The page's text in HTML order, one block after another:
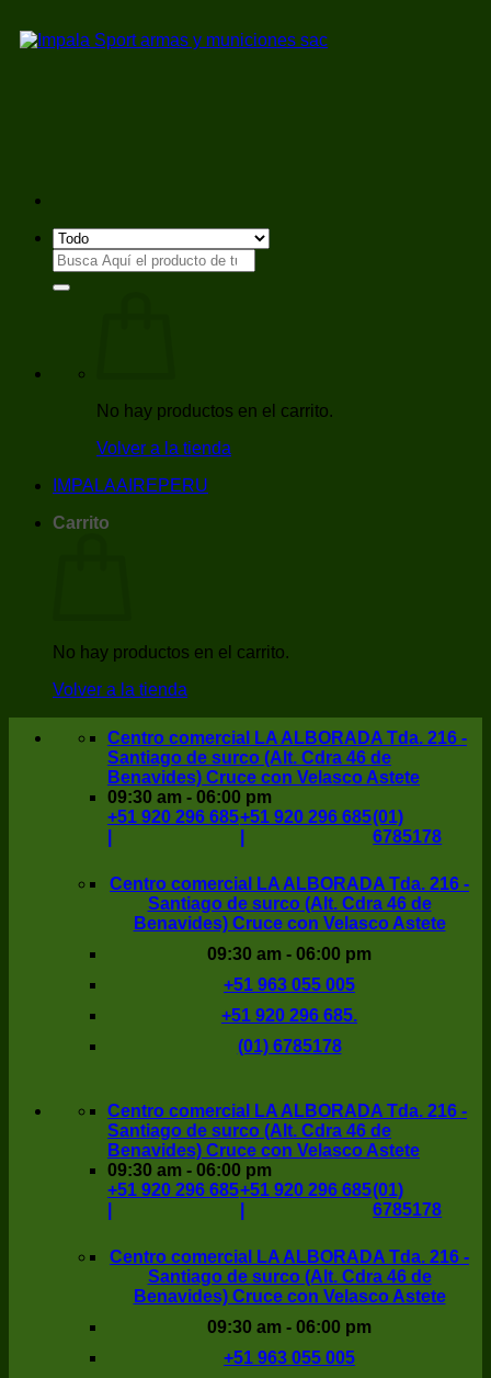
al
Buscar
por:
No hay productos en el carrito.
Volver a la tienda
IMPALAAIREPERU
Carrito
No hay productos en el carrito.
Volver a la tienda
Centro comercial LA ALBORADA Tda. 216 -
Santiago de surco (Alt. Cdra 46 de
Benavides) Cruce con Velasco Astete
09:30 am - 06:00 pm
+51 920 296 685+51 920 296 685(01)
6785178
Centro comercial LA ALBORADA Tda. 216 -
Santiago de surco (Alt. Cdra 46 de
Benavides) Cruce con Velasco Astete
09:30 am - 06:00 pm
+51 963 055 005
+51 920 296 685.
(01) 6785178
Centro comercial LA ALBORADA Tda. 216 -
Santiago de surco (Alt. Cdra 46 de
Benavides) Cruce con Velasco Astete
09:30 am - 06:00 pm
+51 920 296 685+51 920 296 685(01)
6785178
Centro comercial LA ALBORADA Tda. 216 -
Santiago de surco (Alt. Cdra 46 de
Benavides) Cruce con Velasco Astete
09:30 am - 06:00 pm
+51 963 055 005